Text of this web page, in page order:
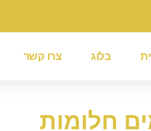
בלוג צרו קשר
חלומות